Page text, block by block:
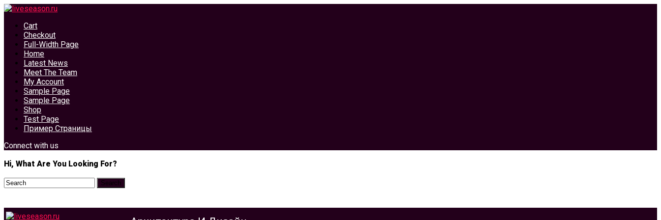
Cart
Checkout
Full-Width Page
Home
Latest News
Meet The Team
My Account
Sample Page
Sample Page
Shop
Test Page
Пример Страницы
Connect with us
Hi, What Are You Looking For?